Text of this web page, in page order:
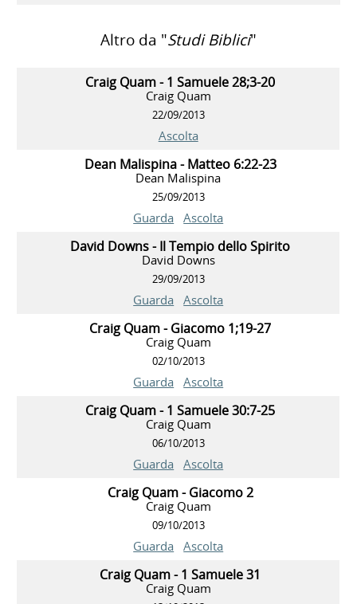
Altro da "Studi Biblici"
Craig Quam - 1 Samuele 28;3-20
Craig Quam
22/09/2013
Ascolta
Dean Malispina - Matteo 6:22-23
Dean Malispina
25/09/2013
Guarda Ascolta
David Downs - Il Tempio dello Spirito
David Downs
29/09/2013
Guarda Ascolta
Craig Quam - Giacomo 1;19-27
Craig Quam
02/10/2013
Guarda Ascolta
Craig Quam - 1 Samuele 30:7-25
Craig Quam
06/10/2013
Guarda Ascolta
Craig Quam - Giacomo 2
Craig Quam
09/10/2013
Guarda Ascolta
Craig Quam - 1 Samuele 31
Craig Quam